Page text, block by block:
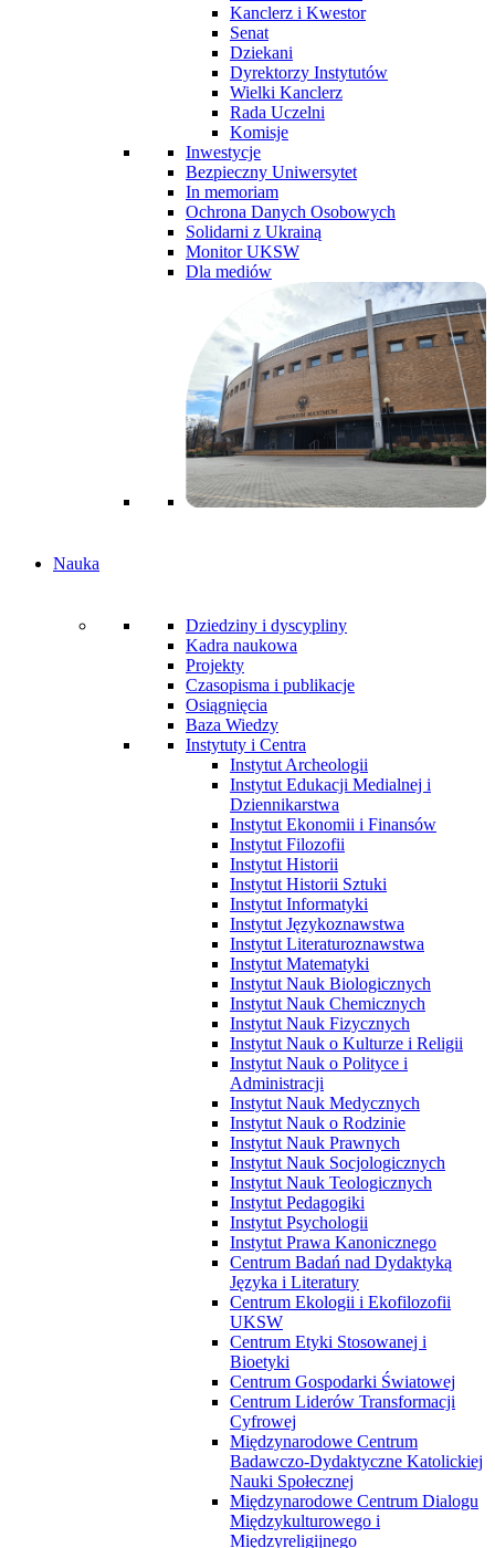
Kanclerz i Kwestor
Senat
Dziekani
Dyrektorzy Instytutów
Wielki Kanclerz
Rada Uczelni
Komisje
Inwestycje
Bezpieczny Uniwersytet
In memoriam
Ochrona Danych Osobowych
Solidarni z Ukrainą
Monitor UKSW
Dla mediów
Nauka
Dziedziny i dyscypliny
Kadra naukowa
Projekty
Czasopisma i publikacje
Osiągnięcia
Baza Wiedzy
Instytuty i Centra
Instytut Archeologii
Instytut Edukacji Medialnej i
Dziennikarstwa
Instytut Ekonomii i Finansów
Instytut Filozofii
Instytut Historii
Instytut Historii Sztuki
Instytut Informatyki
Instytut Językoznawstwa
Instytut Literaturoznawstwa
Instytut Matematyki
Instytut Nauk Biologicznych
Instytut Nauk Chemicznych
Instytut Nauk Fizycznych
Instytut Nauk o Kulturze i Religii
Instytut Nauk o Polityce i
Administracji
Instytut Nauk Medycznych
Instytut Nauk o Rodzinie
Instytut Nauk Prawnych
Instytut Nauk Socjologicznych
Instytut Nauk Teologicznych
Instytut Pedagogiki
Instytut Psychologii
Instytut Prawa Kanonicznego
Centrum Badań nad Dydaktyką
Języka i Literatury
Centrum Ekologii i Ekofilozofii
UKSW
Centrum Etyki Stosowanej i
Bioetyki
Centrum Gospodarki Światowej
Centrum Liderów Transformacji
Cyfrowej
Międzynarodowe Centrum
Badawczo-Dydaktyczne Katolickiej
Nauki Społecznej
Międzynarodowe Centrum Dialogu
Międzykulturowego i
Międzyreligijnego